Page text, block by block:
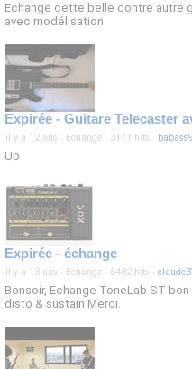
Echange cette belle contre autre
avec modélisation
Expirée - Guitare Telecaster
il y a 12 ans · Echange · 3171 hits ·
Up
Expirée - échange
il y a 13 ans · Echange · 6482 hits ·
Bonsoir, Echange ToneLab ST
disto & sustain Merci.